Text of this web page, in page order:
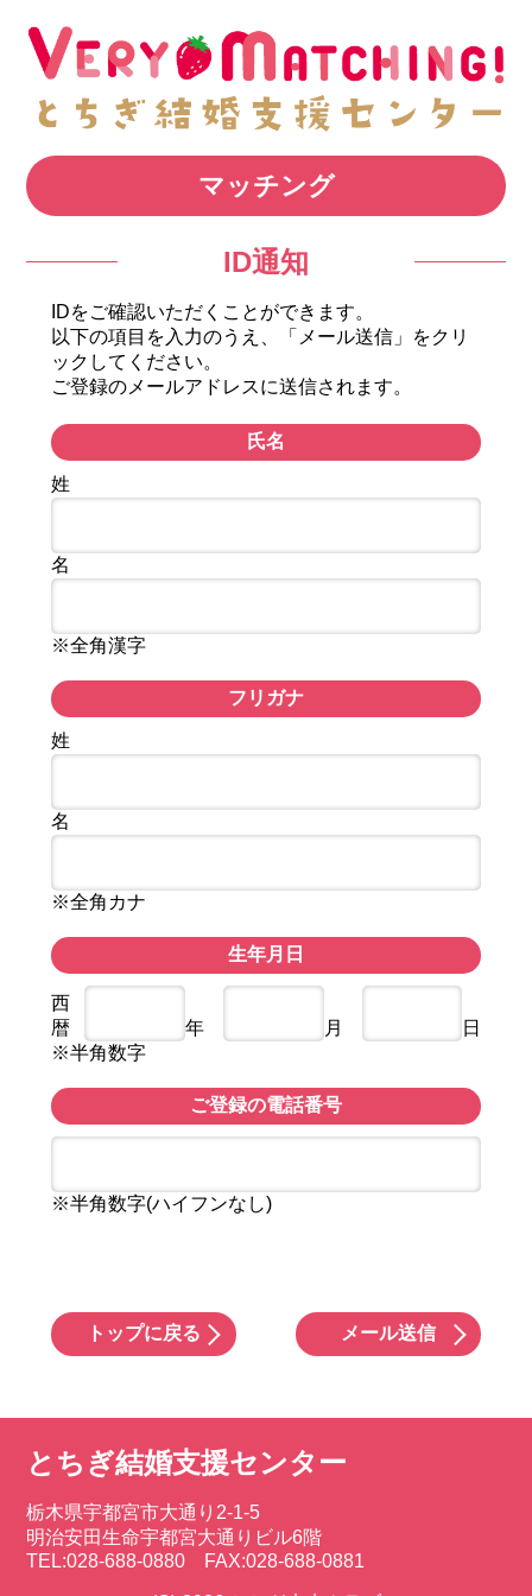
マッチング
ID通知
IDをご確認いただくことができます。
以下の項目を入力のうえ、「メール送信」をクリ
ックしてください。
ご登録のメールアドレスに送信されます。
氏名
姓
名
※全角漢字
フリガナ
姓
名
※全角カナ
生年月日
西
暦
年 月
日
※半角数字
ご登録の電話番号
※半角数字(ハイフンなし)
トップに戻る メール送信
とちぎ結婚支援センター
栃木県宇都宮市大通り2-1-5
明治安田生命宇都宮大通りビル6階
TEL:028-688-0880 FAX:028-688-0881